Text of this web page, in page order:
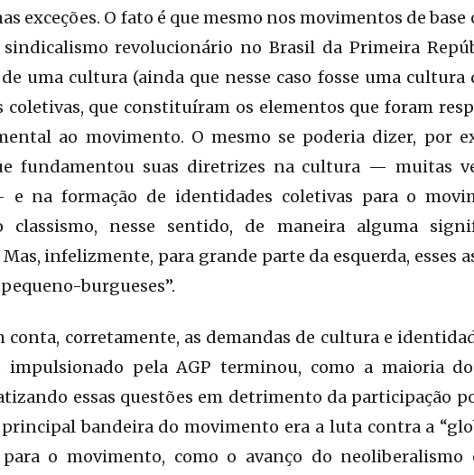
exceções. O fato é que mesmo nos movimentos de
revolucionário no Brasil da Primeira
uma cultura (ainda que nesse caso fosse uma cultura
coletivas, que constituíram os elementos que foram
ao movimento. O mesmo se poderia dizer, por
fundamentou suas diretrizes na cultura — muitas
e na formação de identidades coletivas para o
classismo, nesse sentido, de maneira alguma
infelizmente, para grande parte da esquerda, esses
burgueses”.
conta, corretamente, as demandas de cultura e
impulsionado pela AGP terminou, como a maioria
essas questões em detrimento da participação
bandeira do movimento era a luta contra a
o movimento, como o avanço do neoliberalismo